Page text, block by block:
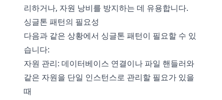
리하거나, 자원 낭비를 방지하는 데 유용합니다.
싱글톤 패턴의 필요성
다음과 같은 상황에서 싱글톤 패턴이 필요할 수 있
습니다:
자원 관리: 데이터베이스 연결이나 파일 핸들러와
같은 자원을 단일 인스턴스로 관리할 필요가 있을
때